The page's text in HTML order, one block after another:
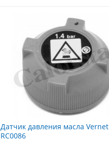
Датчик давления масла Vernet
RC0086